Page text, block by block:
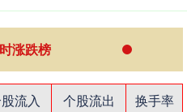
涨跌榜
流入 个股流出
换手率